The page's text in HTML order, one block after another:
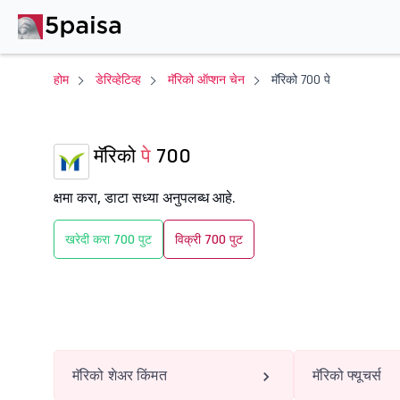
होम डेरिव्हेटिव्ह मॅरिको ऑप्शन चेन मॅरिको 700 पे
मॅरिकोपे 700
क्षमा करा, डाटा सध्या अनुपलब्ध आहे.
खरेदी करा 700 पुट विक्री 700 पुट
मॅरिको शेअर किंमत मॅरिको फ्यूचर्स